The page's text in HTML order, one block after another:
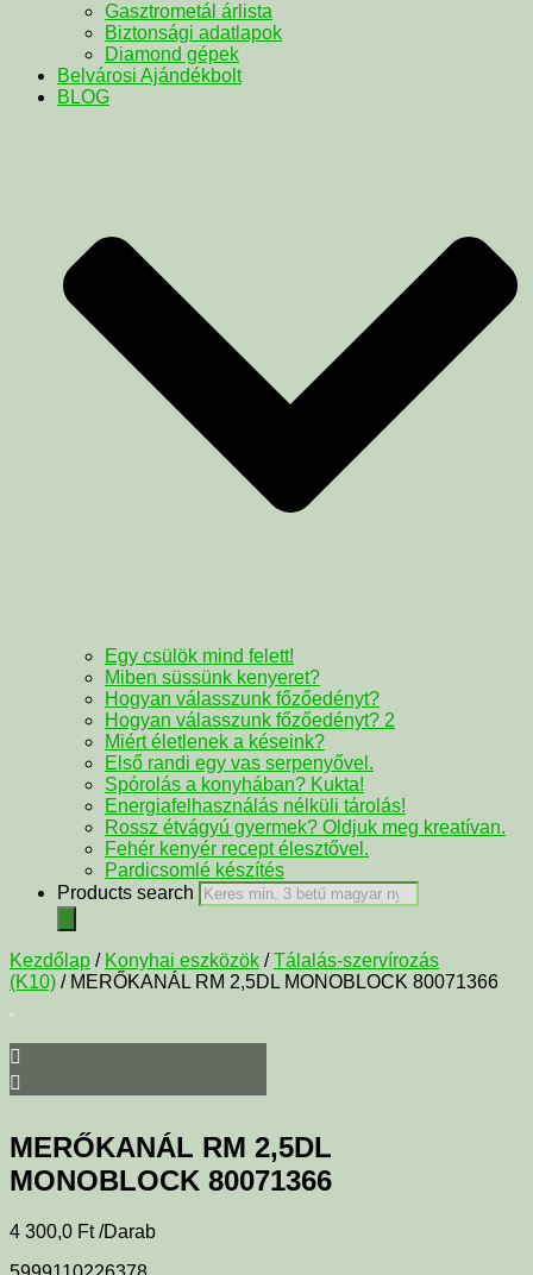
Gasztrometál árlista
Biztonsági adatlapok
Diamond gépek
Belvárosi Ajándékbolt
BLOG
Egy csülök mind felett!
Miben süssünk kenyeret?
Hogyan válasszunk főzőedényt?
Hogyan válasszunk főzőedényt? 2
Miért életlenek a késeink?
Első randi egy vas serpenyővel.
Spórolás a konyhában? Kukta!
Energiafelhasználás nélküli tárolás!
Rossz étvágyú gyermek? Oldjuk meg kreatívan.
Fehér kenyér recept élesztővel.
Pardicsomlé készítés
Products search
Kezdőlap / Konyhai eszközök /Tálalás-szervírozás
(K10) / MERŐKANÁL RM 2,5DL MONOBLOCK 80071366
MERŐKANÁL RM 2,5DL
MONOBLOCK 80071366
4 300,0 Ft /Darab